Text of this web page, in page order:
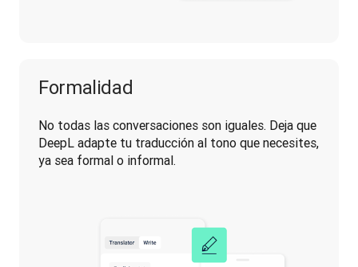
Formalidad
No todas las conversaciones son iguales. Deja que
DeepL adapte tu traducción al tono que necesites,
ya sea formal o informal.